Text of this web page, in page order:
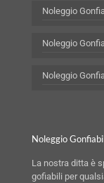
Noleggio
Noleggio
Noleggio
Noleggio
La nostra ditta è
gofiabili per